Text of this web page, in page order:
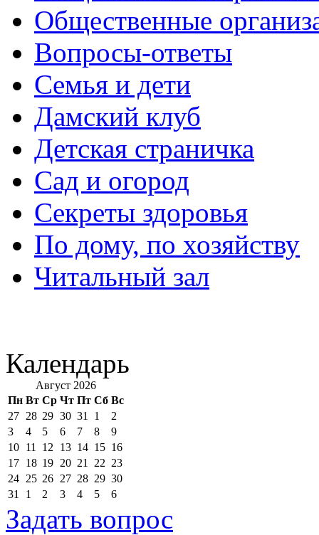
Общественные
Вопросы-ответы
Семья и дети
Дамский клуб
Детская страничка
Сад и огород
Секреты здоровья
По дому, по хозяйству
Читальный зал
Календарь
Август 2026
Пн Вт Ср Чт Пт Сб Вс
27 28 29 30 31 1
2
3
4 5 6 7 8
9
10 11 12 13 14 15 16
17 18 19 20 21 22 23
24 25 26 27 28 29 30
31
1 2 3 4 5 6
Задать вопрос